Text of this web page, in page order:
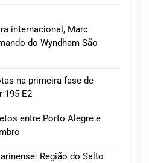
internacional, Marc
do Wyndham São
na primeira fase de
195-E2
entre Porto Alegre e
Região do Salto